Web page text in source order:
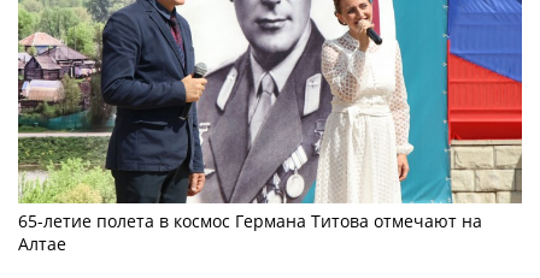
65-летие полета в космос Германа Титова отмечают на
Алтае